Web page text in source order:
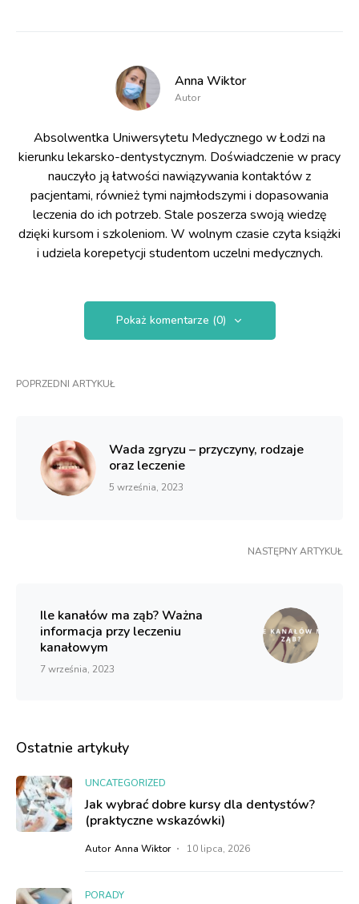
Anna Wiktor
Autor
Absolwentka Uniwersytetu Medycznego w Łodzi na
kierunku lekarsko-dentystycznym. Doświadczenie w pracy
nauczyło ją łatwości nawiązywania kontaktów z
pacjentami, również tymi najmłodszymi i dopasowania
leczenia do ich potrzeb. Stale poszerza swoją wiedzę
dzięki kursom i szkoleniom. W wolnym czasie czyta książki
i udziela korepetycji studentom uczelni medycznych.
Pokaż komentarze (0)
POPRZEDNI ARTYKUŁ
Wada zgryzu – przyczyny, rodzaje
oraz leczenie
5 września, 2023
NASTĘPNY ARTYKUŁ
Ile kanałów ma ząb? Ważna
informacja przy leczeniu
kanałowym
7 września, 2023
Ostatnie artykuły
UNCATEGORIZED
Jak wybrać dobre kursy dla dentystów?
(praktyczne wskazówki)
Autor Anna Wiktor 10 lipca, 2026
PORADY